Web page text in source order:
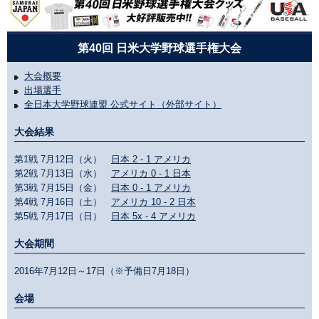
第40回 日米大学野球選手権大会
大会概要
出場選手
全日本大学野球連盟 公式サイト（外部サイト）
大会結果
第1戦 7月12日（火）
日本 2 - 1 アメリカ
第2戦 7月13日（水） アメリカ 0 - 1 日本
第3戦 7月15日（金）
日本 0 - 1 アメリカ
第4戦 7月16日（土） アメリカ 10 - 2 日本
第5戦 7月17日（日）
日本 5x - 4 アメリカ
大会期間
2016年7月12日～17日（※予備日7月18日）
会場